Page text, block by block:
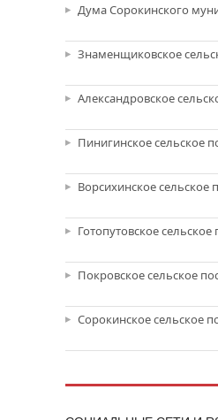
Дума Сорокинского
Знаменщиковское
Александровское
Пинигинское сельское
Ворсихинское сельское
Готопутовское сельское
Покровское сельское
Сорокинское сельское